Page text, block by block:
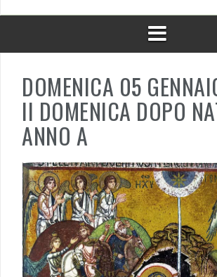
DOMENICA 05
II DOMENICA DOPO
ANNO A